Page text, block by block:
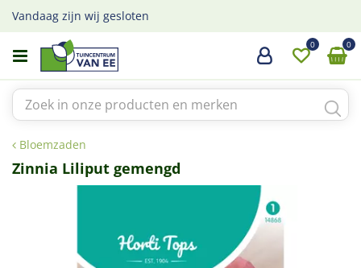
a
Bloemzaden
Vandaag zijn wij gesloten
Zinnia Liliput gemengd